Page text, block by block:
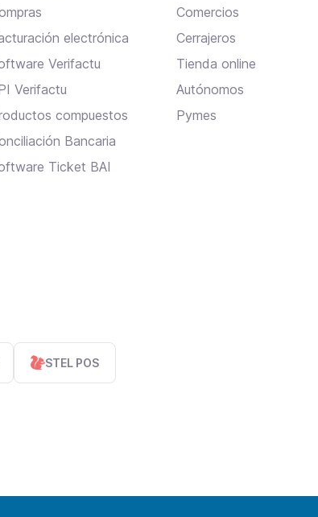
electrónica
Verifactu
Verifactu
compuestos
Bancaria
Ticket BAI
Comercios
Cerrajeros
Tienda online
Autónomos
Pymes
STEL POS